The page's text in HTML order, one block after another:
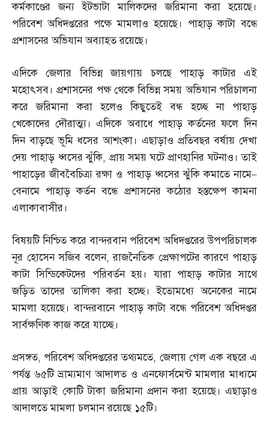
কর্মকাণ্ডের জন্য ইটভাটা মালিকদের জরিমানা করা হয়েছে।
পরিবেশ অধিদপ্তরের পক্ষে মামলাও হয়েছে। পাহাড় কাটা বন্ধে
প্রশাসনের অভিযান অব্যাহত রয়েছে।
এদিকে জেলার বিভিন্ন জায়গায় চলছে পাহাড় কাটার এই
মহোৎসব। প্রশাসনের পক্ষ থেকে বিভিন্ন সময় অভিযান পরিচালনা
করে জরিমানা করা হলেও কিছুতেই বন্ধ হচ্ছে না পাহাড়
খেকোদের দৌরাত্ম্য। এদিকে অবাধে পাহাড় কর্তনের ফলে দিন
দিন বাড়ছে ভূমি ধসের আশংকা। এছাড়াও প্রতিবছর বর্ষায় দেখা
দেয় পাহাড় ধ্বসের ঝুঁকি, প্রায় সময় ঘটে প্রাণহানির ঘটনাও। তাই
পাহাড়ের জীববৈচিত্র্য রক্ষা ও পাহাড় ধ্বসের ঝুঁকি কমাতে নামে–
বেনামে পাহাড় কর্তন বন্ধে প্রশাসনের কঠোর হস্তক্ষেপ কামনা
এলাকাবাসীর।
বিষয়টি নিশ্চিত করে বান্দরবান পরিবেশ অধিদপ্তরের উপপরিচালক
নূর হোসেন সজিব বলেন,রাজনৈতিক প্রেক্ষাপটের কারণে পাহাড়
কাটা সিন্ডিকেটদের পরিবর্তন হয়। যারা পাহাড় কাটার সাথে
জড়িত তাদের তালিকা করা হচ্ছে। ইতোমধ্যে অনেকের নামে
মামলা হয়েছে। বান্দরবানে পাহাড় কাটা বন্ধে পরিবেশ অধিদপ্তর
সার্বক্ষণিক কাজ করে যাচ্ছে।
প্রসঙ্গত, পরিবেশ অধিদপ্তরের তথ্যমতে, জেলায় গেল এক বছরে এ
পর্যন্ত ৬৫টি ভ্রাম্যমাণ আদালত ও এনফোর্সমেন্ট মামলার মাধ্যমে
প্রায় আড়াই কোটি টাকা জরিমানা প্রদান করা হয়েছে। এছাড়াও
আদালতে মামলা চলমান রয়েছে ১৫টি।